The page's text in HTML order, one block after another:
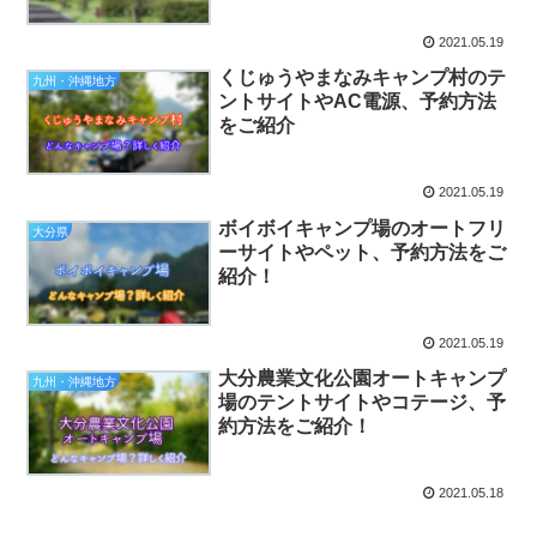
2021.05.19
九州・沖縄地方
くじゅうやまなみキャンプ村のテ
ントサイトやAC電源、予約方法
をご紹介
2021.05.19
大分県
ボイボイキャンプ場のオートフリ
ーサイトやペット、予約方法をご
紹介！
2021.05.19
九州・沖縄地方
大分農業文化公園オートキャンプ
場のテントサイトやコテージ、予
約方法をご紹介！
2021.05.18